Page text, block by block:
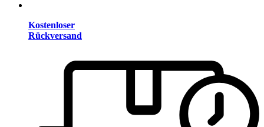
Kostenloser
Rückversand